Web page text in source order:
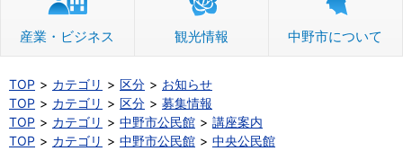
産業・ビジネス 観光情報 中野市について
TOP カテゴリ 区分
お知らせ
TOP
カテゴリ 区分
募集情報
TOP
カテゴリ 中野市公民館
講座案内
TOP
カテゴリ 中野市公民館
中央公民館